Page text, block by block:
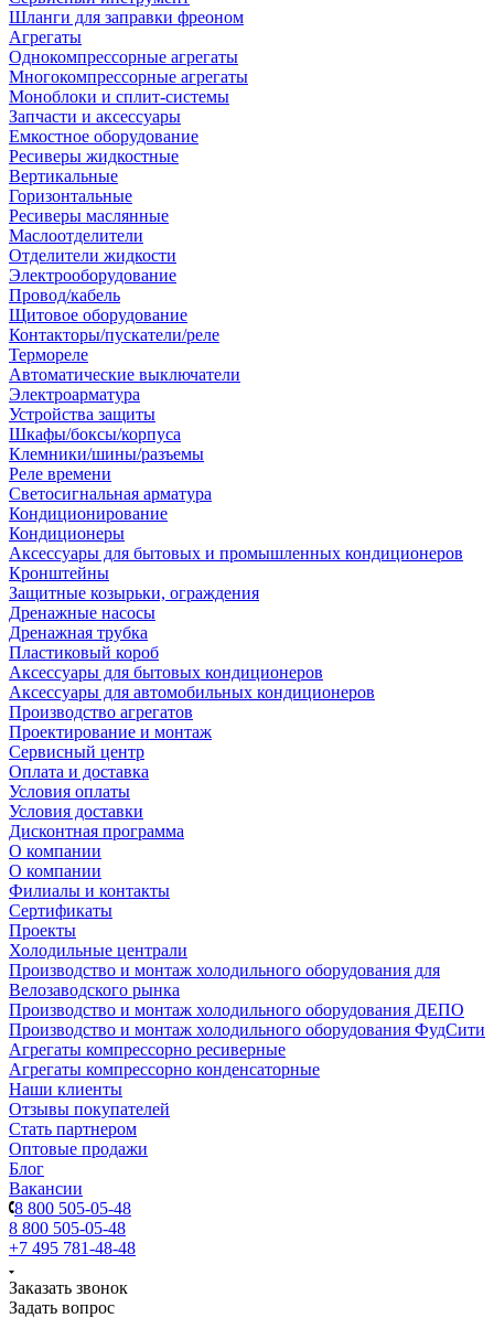
Шланги для заправки фреоном
Агрегаты
Однокомпрессорные агрегаты
Многокомпрессорные агрегаты
Моноблоки и сплит-системы
Запчасти и аксессуары
Емкостное оборудование
Ресиверы жидкостные
Вертикальные
Горизонтальные
Ресиверы маслянные
Маслоотделители
Отделители жидкости
Электрооборудование
Провод/кабель
Щитовое оборудование
Контакторы/пускатели/реле
Термореле
Автоматические выключатели
Электроарматура
Устройства защиты
Шкафы/боксы/корпуса
Клемники/шины/разъемы
Реле времени
Светосигнальная арматура
Кондиционирование
Кондиционеры
Аксессуары для бытовых и промышленных кондиционеров
Кронштейны
Защитные козырьки, ограждения
Дренажные насосы
Дренажная трубка
Пластиковый короб
Аксессуары для бытовых кондиционеров
Аксессуары для автомобильных кондиционеров
Производство агрегатов
Проектирование и монтаж
Сервисный центр
Оплата и доставка
Условия оплаты
Условия доставки
Дисконтная программа
О компании
О компании
Филиалы и контакты
Сертификаты
Проекты
Холодильные централи
Производство и монтаж холодильного оборудования для
Велозаводского рынка
Производство и монтаж холодильного оборудования ДЕПО
Производство и монтаж холодильного оборудования ФудСити
Агрегаты компрессорно ресиверные
Агрегаты компрессорно конденсаторные
Наши клиенты
Отзывы покупателей
Стать партнером
Оптовые продажи
Блог
Вакансии
8 800 505-05-48
8 800 505-05-48
+7 495 781-48-48
Заказать звонок
Задать вопрос